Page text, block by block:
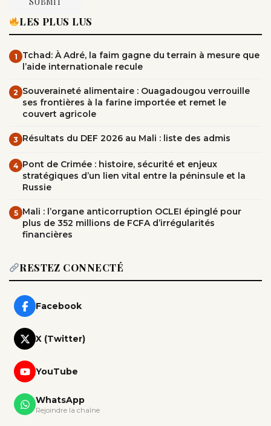
LES PLUS LUS
1
Tchad: À Adré, la faim gagne du terrain à mesure que
l’aide internationale recule
2 Souveraineté alimentaire : Ouagadougou verrouille
ses frontières à la farine importée et remet le
couvert agricole
3 Résultats du DEF 2026 au Mali : liste des admis
4 Pont de Crimée : histoire, sécurité et enjeux
stratégiques d’un lien vital entre la péninsule et la
Russie
5 Mali : l’organe anticorruption OCLEI épinglé pour
plus de 352 millions de FCFA d’irrégularités
financières
RESTEZ CONNECTÉ
Facebook
X (Twitter)
YouTube
WhatsApp
Rejoindre la chaîne